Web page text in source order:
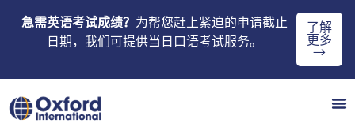
急需英语考试成绩？ 为帮您赶上紧迫的申请截止
日期，我们可提供当日口语考试服务。
了解
更多
→